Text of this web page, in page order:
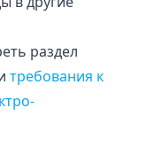
раздел
требования к